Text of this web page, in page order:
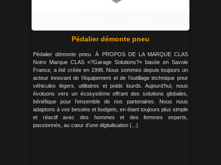
Pédalier démonte pneu
Pédalier démonte pneu. À PROPOS DE LA MARQUE CLAS
Notre Marque CLAS «?Garage Solutions?» basée en Savoie
France, a été créée en 1996. Nous sommes depuis toujours un
acteur innovant de l’équipement et de l’outillage technique pour
véhicules légers, utilitaires et poids lourds. Aujourd’hui, nous
évoluons vers un écosystème offrant des solutions globales,
bénéfique pour l’ensemble de nos partenaires. Nous nous
adaptons à vos besoins et budgets, en étant toujours plus simple
et réactif avec des hommes et des femmes experts,
passionnés, au cœur d’une digitalisation (...)